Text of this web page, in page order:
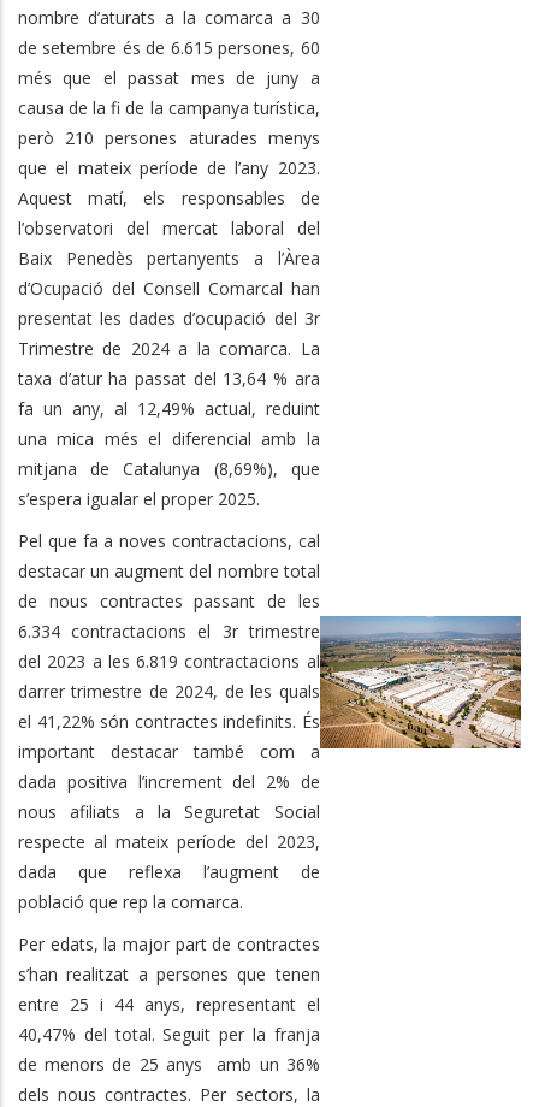
nombre d’aturats a la comarca a 30
de setembre és de 6.615 persones, 60
més que el passat mes de juny a
causa de la fi de la campanya turística,
però 210 persones aturades menys
que el mateix període de l’any 2023.
Aquest matí, els responsables de
l’observatori del mercat laboral del
Baix Penedès pertanyents a l’Àrea
d’Ocupació del Consell Comarcal han
presentat les dades d’ocupació del 3r
Trimestre de 2024 a la comarca. La
taxa d’atur ha passat del 13,64 % ara
fa un any, al 12,49% actual, reduint
una mica més el diferencial amb la
mitjana de Catalunya (8,69%), que
s’espera igualar el proper 2025.
Pel que fa a noves contractacions, cal
destacar un augment del nombre total
de nous contractes passant de les
6.334 contractacions el 3r trimestre
del 2023 a les 6.819 contractacions al
darrer trimestre de 2024, de les quals
el 41,22% són contractes indefinits. És
important destacar també com a
dada positiva l’increment del 2% de
nous afiliats a la Seguretat Social
respecte al mateix període del 2023,
dada que reflexa l’augment de
població que rep la comarca.
Per edats, la major part de contractes
s’han realitzat a persones que tenen
entre 25 i 44 anys, representant el
40,47% del total. Seguit per la franja
de menors de 25 anys amb un 36%
dels nous contractes. Per sectors, la